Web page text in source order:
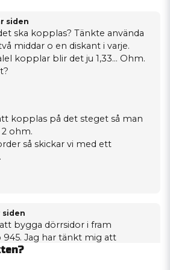
siden
ska kopplas? Tänkte använda
middar o en diskant i varje.
kopplar blir det ju 1,33... Ohm.
kopplas på det steget så man
ohm.
så skickar vi med ett
siden
bygga dörrsidor i fram
945. Jag har tänkt mig att
förrarstolen. Så det behövs